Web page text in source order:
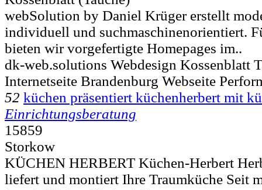
webSolution by Daniel Krüger erstellt
individuell und suchmaschinenorientiert.
bieten wir vorgefertigte Homepages im..
dk-web.solutions Webdesign Kossenblatt
Internetseite Brandenburg Webseite
52 küchen präsentiert küchenherbert mit
Einrichtungsberatung
15859
Storkow
KÜCHEN HERBERT Küchen-Herbert
liefert und montiert Ihre Traumküche Seit